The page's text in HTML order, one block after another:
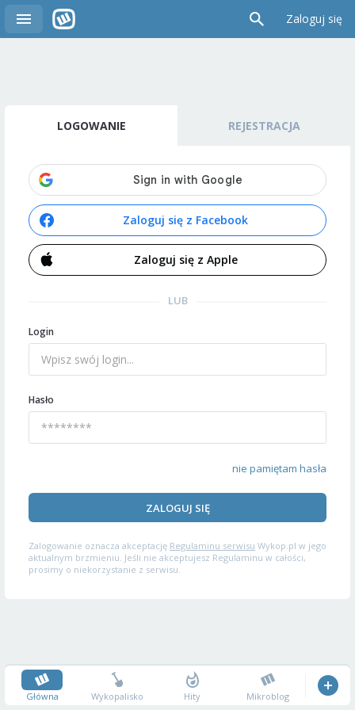
Zaloguj się
LOGOWANIE REJESTRACJA
Zaloguj się z Facebook
Zaloguj się z Apple
LUB
Login
Hasło
nie pamiętam hasła
ZALOGUJ SIĘ
Zalogowanie oznacza akceptację Regulaminu serwisu Wykop.pl w jego
aktualnym brzmieniu. Jeśli nie akceptujesz Regulaminu w całości,
prosimy o niekorzystanie z serwisu.
Główna Wykopalisko Hity Mikroblog